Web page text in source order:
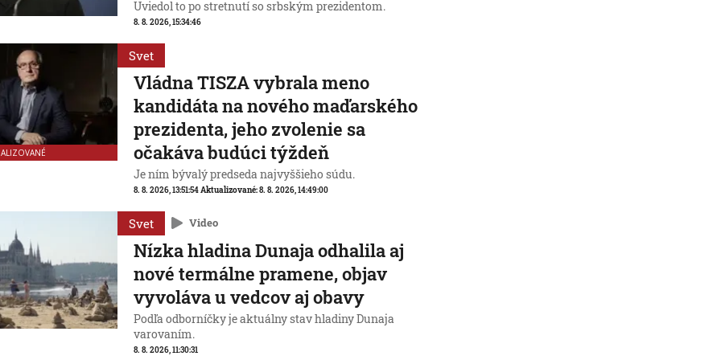
Uviedol to po stretnutí so srbským prezidentom.
8. 8. 2026, 15:34:46
Svet
Vládna TISZA vybrala meno
kandidáta na nového maďarského
prezidenta, jeho zvolenie sa
očakáva budúci týždeň
Je ním bývalý predseda najvyššieho súdu.
8. 8. 2026, 13:51:54Aktualizované:8. 8. 2026, 14:49:00
Svet Video
Nízka hladina Dunaja odhalila aj
nové termálne pramene, objav
vyvoláva u vedcov aj obavy
Podľa odborníčky je aktuálny stav hladiny Dunaja
varovaním.
8. 8. 2026, 11:30:31